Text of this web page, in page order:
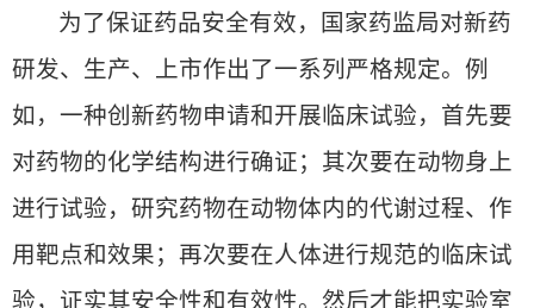
为了保证药品安全有效，国家药监局对新药
研发、生产、上市作出了一系列严格规定。例
如，一种创新药物申请和开展临床试验，首先要
对药物的化学结构进行确证；其次要在动物身上
进行试验，研究药物在动物体内的代谢过程、作
用靶点和效果；再次要在人体进行规范的临床试
验，证实其安全性和有效性。然后才能把实验室